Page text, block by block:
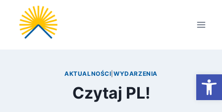
Przejdź
treści
AKTUALNOŚCI |WYDARZENIA
Czytaj PL!